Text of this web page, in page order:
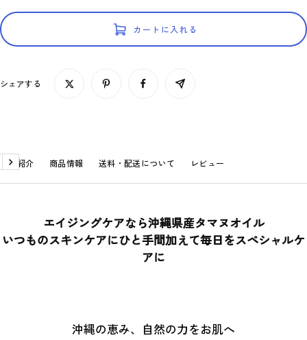
カートに入れる
シェアする
商品紹介 商品情報 送料・配送について レビュー
次
へ
エイジングケアなら沖縄県産タマヌオイル
いつものスキンケアにひと手間加えて毎日をスペシャルケ
アに
沖縄の恵み、自然の力をお肌へ